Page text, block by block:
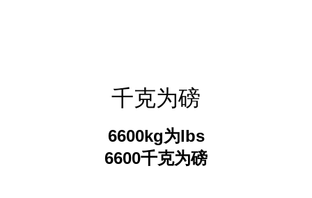
千克为磅
6600kg为lbs
6600千克为磅